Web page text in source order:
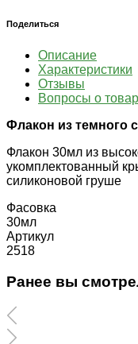
Поделиться
Описание
Характеристики
Отзывы
Вопросы о
Флакон из темного
Флакон 30мл из
укомплектованный
силиконовой груше
Фасовка
30мл
Артикул
2518
Ранее вы